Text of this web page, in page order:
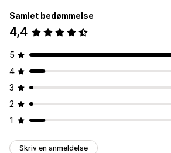
Samlet bedømmelse
4,4
5
4
3
2
1
Skriv en anmeldelse